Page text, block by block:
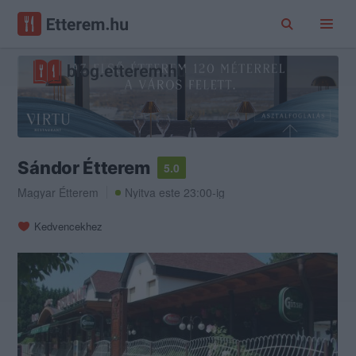
Sándor Étterem
5.0
Magyar Étterem
Nyitva este 23:00-ig
Kedvencekhez